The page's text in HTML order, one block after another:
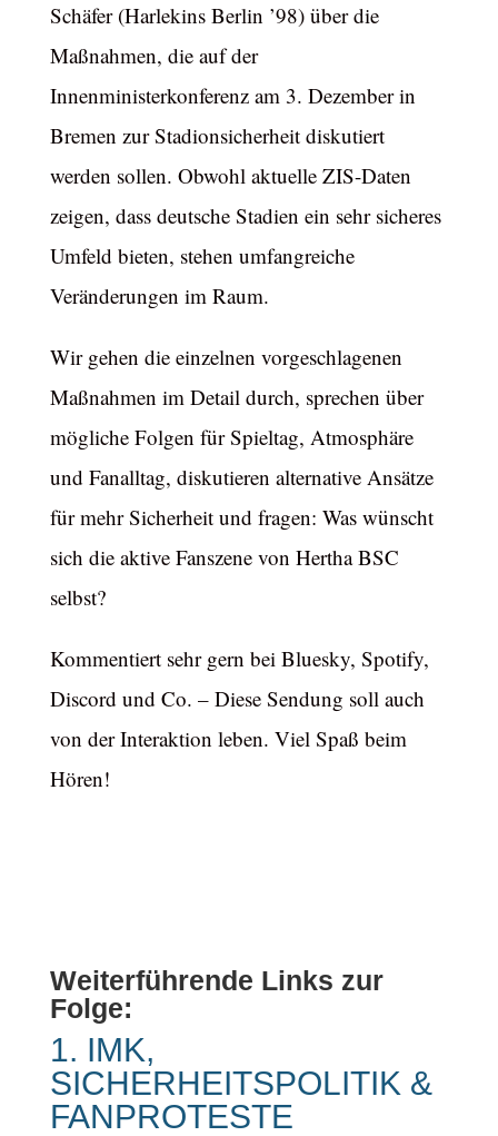
Schäfer (Harlekins Berlin ’98) über die
Maßnahmen, die auf der
Innenministerkonferenz am 3. Dezember in
Bremen zur Stadionsicherheit diskutiert
werden sollen. Obwohl aktuelle ZIS-Daten
zeigen, dass deutsche Stadien ein sehr sicheres
Umfeld bieten, stehen umfangreiche
Veränderungen im Raum.
Wir gehen die einzelnen vorgeschlagenen
Maßnahmen im Detail durch, sprechen über
mögliche Folgen für Spieltag, Atmosphäre
und Fanalltag, diskutieren alternative Ansätze
für mehr Sicherheit und fragen: Was wünscht
sich die aktive Fanszene von Hertha BSC
selbst?
Kommentiert sehr gern bei Bluesky, Spotify,
Discord und Co. – Diese Sendung soll auch
von der Interaktion leben. Viel Spaß beim
Hören!
Weiterführende Links zur
Folge:
1. IMK,
SICHERHEITSPOLITIK &
FANPROTESTE